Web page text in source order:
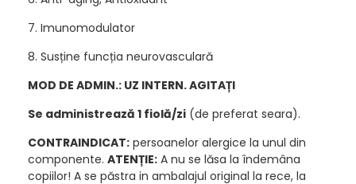
7. Imunomodulator
8. Susține funcția neurovasculară
MOD DE ADMIN.: UZ INTERN. AGITAȚI
Se administrează 1 fiolă/zi (de preferat seara).
CONTRAINDICAT: persoanelor alergice la unul din
componente. ATENȚIE: A nu se lăsa la îndemâna
copiilor! A se păstra in ambalajul original la rece, la